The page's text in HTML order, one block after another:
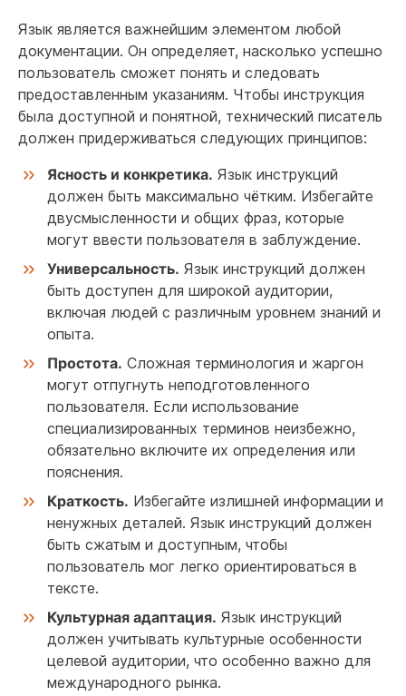
Язык является важнейшим элементом любой
документации. Он определяет, насколько успешно
пользователь сможет понять и следовать
предоставленным указаниям. Чтобы инструкция
была доступной и понятной, технический писатель
должен придерживаться следующих принципов:
Ясность и конкретика. Язык инструкций
должен быть максимально чётким. Избегайте
двусмысленности и общих фраз, которые
могут ввести пользователя в заблуждение.
Универсальность. Язык инструкций должен
быть доступен для широкой аудитории,
включая людей с различным уровнем знаний и
опыта.
Простота. Сложная терминология и жаргон
могут отпугнуть неподготовленного
пользователя. Если использование
специализированных терминов неизбежно,
обязательно включите их определения или
пояснения.
Краткость. Избегайте излишней информации и
ненужных деталей. Язык инструкций должен
быть сжатым и доступным, чтобы
пользователь мог легко ориентироваться в
тексте.
Культурная адаптация. Язык инструкций
должен учитывать культурные особенности
целевой аудитории, что особенно важно для
международного рынка.